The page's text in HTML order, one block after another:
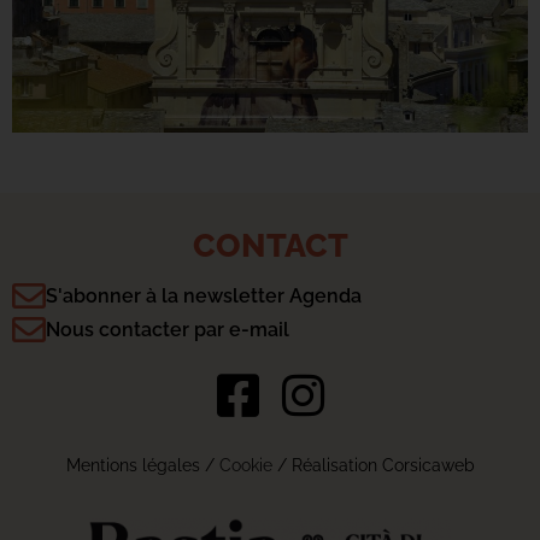
CONTACT
S'abonner à la newsletter Agenda
Nous contacter par e-mail
Mentions légales / Cookie/ Réalisation Corsicaweb